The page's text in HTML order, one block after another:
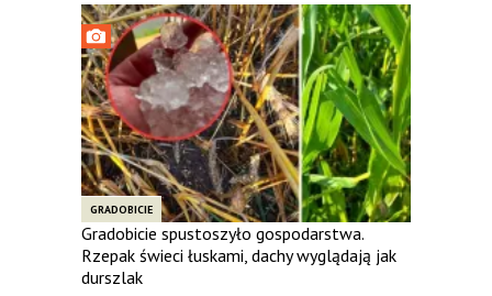
GRADOBICIE
Gradobicie spustoszyło gospodarstwa.
Rzepak świeci łuskami, dachy wyglądają jak
durszlak